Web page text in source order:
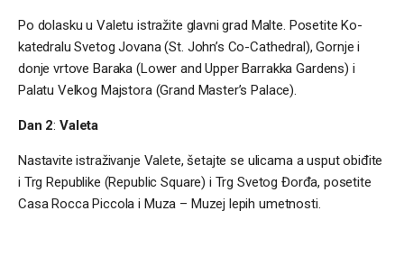
Po dolasku u Valetu istražite glavni grad Malte. Posetite Ko-
katedralu Svetog Jovana (St. John’s Co-Cathedral), Gornje i
donje vrtove Baraka (Lower and Upper Barrakka Gardens) i
Palatu Velkog Majstora (Grand Master’s Palace).
Dan 2: Valeta
Nastavite istraživanje Valete, šetajte se ulicama a usput obiđite
i Trg Republike (Republic Square) i Trg Svetog Đorđa, posetite
Casa Rocca Piccola i Muza – Muzej lepih umetnosti.